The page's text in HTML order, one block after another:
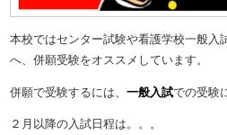
本校ではセンター試験や看護学校一般入
へ、併願受験をオススメしています。
併願で受験するには、一般入試での受験
２月以降の入試日程は。。。